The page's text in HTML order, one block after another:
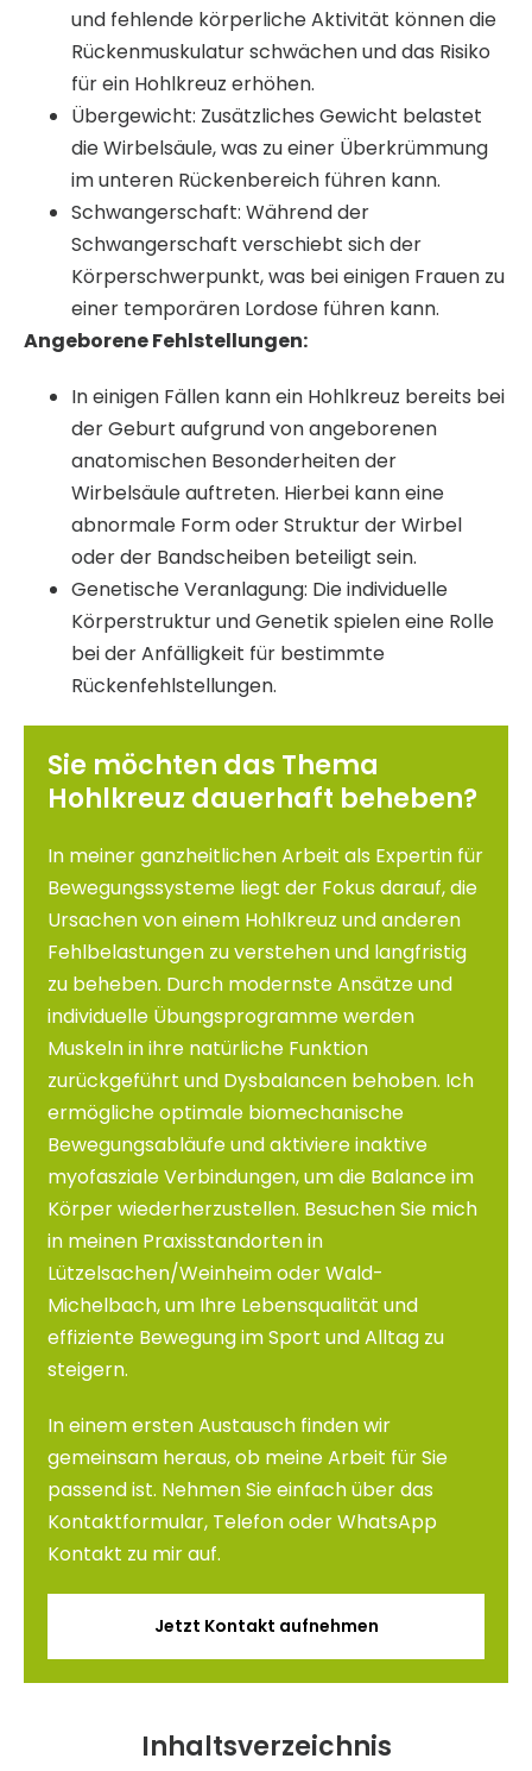
und fehlende körperliche Aktivität können die
Rückenmuskulatur schwächen und das Risiko
für ein Hohlkreuz erhöhen.
Übergewicht: Zusätzliches Gewicht belastet
die Wirbelsäule, was zu einer Überkrümmung
im unteren Rückenbereich führen kann.
Schwangerschaft: Während der
Schwangerschaft verschiebt sich der
Körperschwerpunkt, was bei einigen Frauen zu
einer temporären Lordose führen kann.
Angeborene Fehlstellungen:
In einigen Fällen kann ein Hohlkreuz bereits bei
der Geburt aufgrund von angeborenen
anatomischen Besonderheiten der
Wirbelsäule auftreten. Hierbei kann eine
abnormale Form oder Struktur der Wirbel
oder der Bandscheiben beteiligt sein.
Genetische Veranlagung: Die individuelle
Körperstruktur und Genetik spielen eine Rolle
bei der Anfälligkeit für bestimmte
Rückenfehlstellungen.
Sie möchten das Thema
Hohlkreuz dauerhaft beheben?
In meiner ganzheitlichen Arbeit als Expertin für
Bewegungssysteme liegt der Fokus darauf, die
Ursachen von einem Hohlkreuz und anderen
Fehlbelastungen zu verstehen und langfristig
zu beheben. Durch modernste Ansätze und
individuelle Übungsprogramme werden
Muskeln in ihre natürliche Funktion
zurückgeführt und Dysbalancen behoben. Ich
ermögliche optimale biomechanische
Bewegungsabläufe und aktiviere inaktive
myofasziale Verbindungen, um die Balance im
Körper wiederherzustellen. Besuchen Sie mich
in meinen Praxisstandorten in
Lützelsachen/Weinheim oder Wald-
Michelbach, um Ihre Lebensqualität und
effiziente Bewegung im Sport und Alltag zu
steigern.
In einem ersten Austausch finden wir
gemeinsam heraus, ob meine Arbeit für Sie
passend ist. Nehmen Sie einfach über das
Kontaktformular, Telefon oder WhatsApp
Kontakt zu mir auf.
Jetzt Kontakt aufnehmen
Inhaltsverzeichnis